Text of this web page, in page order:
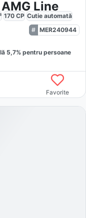
Line
170 CP Cutie automată
MER240944
5,7% pentru persoane
Favorite